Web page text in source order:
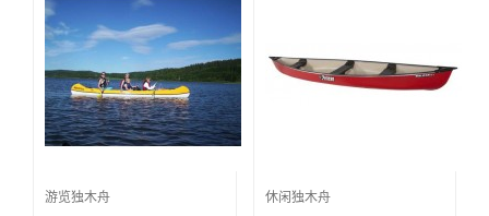
游览独木舟 休闲独木舟